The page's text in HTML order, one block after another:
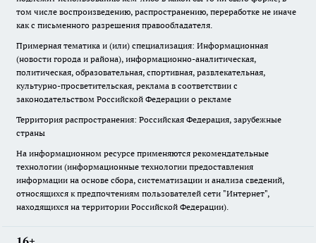
том числе воспроизведению, распространению, переработке не иначе
как с письменного разрешения правообладателя.
Примерная тематика и (или) специализация: Информационная
(новости города и района), информационно-аналитическая,
политическая, образовательная, спортивная, развлекательная,
культурно-просветительская, реклама в соответствии с
законодательством Российской Федерации о рекламе
Территория распространения: Российская Федерация, зарубежные
страны
На информационном ресурсе применяются рекомендательные
технологии (информационные технологии предоставления
информации на основе сбора, систематизации и анализа сведений,
относящихся к предпочтениям пользователей сети "Интернет",
находящихся на территории Российской Федерации).